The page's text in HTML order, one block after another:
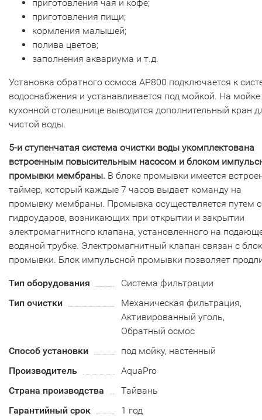
приготовления чая и кофе;
приготовления пищи;
кормления малышей;
полива цветов;
заполнения аквариума и т.д.
Установка обратного осмоса AP800 подключается к
водоснабжения и устанавливается под мойкой. На
кухонной столешнице выводится дополнительный кран
чистой воды.
5-и ступенчатая система очистки воды укомплектована
встроенным повысительным насосом и блоком
промывки мембраны. В блоке промывки имеется
таймер, который каждые 7 часов выдает команду на
промывку мембраны. Промывка осуществляется путем
гидроударов, возникающих при открытии и закрытии
электромагнитного клапана, установленного на
водяной трубке. Электромагнитный клапан связан с
промывки. Блок импульсной промывки позволяет
Тип оборудования
Система фильтрации
Тип очистки
Механическая фильтрация,
Активированный уголь,
Обратный осмос
Способ установки
под мойку, настенный
Производитель
AquaPro
Страна производства
Тайвань
Гарантийный срок
1 год